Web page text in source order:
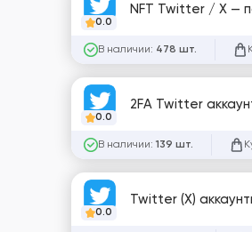
0.0
NFT Twitter / X —
В наличии: 478 шт.
0.0
2FA Twitter
В наличии: 139 шт.
0.0
Twitter (X)